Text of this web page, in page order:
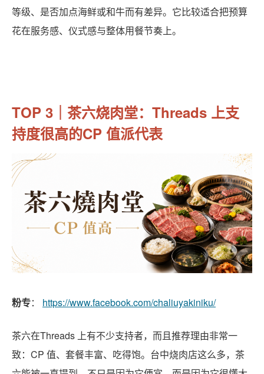
等级、是否加点海鲜或和牛而有差异。它比较适合把预算
花在服务感、仪式感与整体用餐节奏上。
TOP 3｜茶六烧肉堂：Threads 上支
持度很高的CP 值派代表
粉专： https://www.facebook.com/chaliuyakiniku/
茶六在Threads 上有不少支持者，而且推荐理由非常一
致：CP 值、套餐丰富、吃得饱。台中烧肉店这么多，茶